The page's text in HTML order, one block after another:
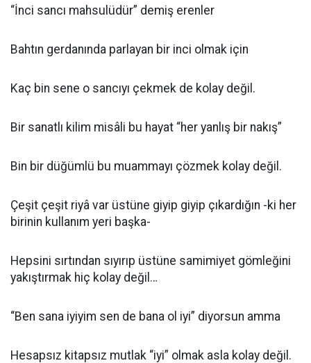
“İnci sancı mahsulüdür” demiş erenler
Bahtın gerdanında parlayan bir inci olmak için
Kaç bin sene o sancıyı çekmek de kolay değil.
Bir sanatlı kilim misâli bu hayat “her yanlış bir nakış”
Bin bir düğümlü bu muammayı çözmek kolay değil.
Çeşit çeşit riyâ var üstüne giyip giyip çıkardığın -ki her
birinin kullanım yeri başka-
Hepsini sırtından sıyırıp üstüne samimiyet gömleğini
yakıştırmak hiç kolay değil…
“Ben sana iyiyim sen de bana ol iyi” diyorsun amma
Hesapsız kitapsız mutlak “iyi” olmak asla kolay değil.